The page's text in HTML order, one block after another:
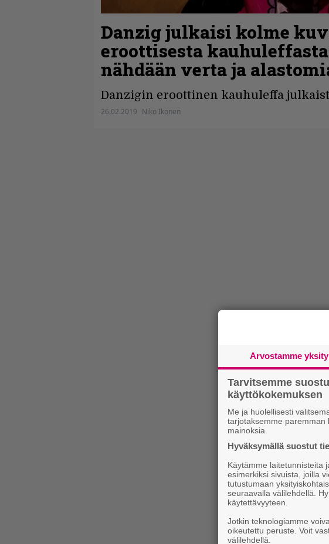
Danzig julkaisi kolme
eroottisesta
nähdään verta ja
Danzigin eroottinen kauhuleffa
26.02.2019 Niko Ikonen
Arvostamme
Tarvitsemme
käyttökokemuksen
Me ja huolellisesti
tarjotaksemme paremman
mainoksia.
Hyväksymällä suostut
Käytämme laitetunnisteita
esimerkiksi sivuista, joilla
tutustumaan
seuraavalla välilehdellä.
käytettävyyteen.
Jotkin teknologiamme
oikeutettu peruste. Voit
välilehdellä.